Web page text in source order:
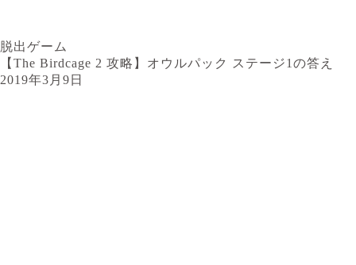
脱出ゲーム
【The Birdcage 2 攻略】オウルパック ステージ1の答え
2019年3月9日